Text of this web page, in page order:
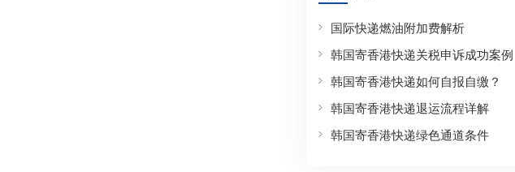
国际快递燃油附加费解析
韩国寄香港快递关税申诉成功案例
韩国寄香港快递如何自报自缴？
韩国寄香港快递退运流程详解
韩国寄香港快递绿色通道条件